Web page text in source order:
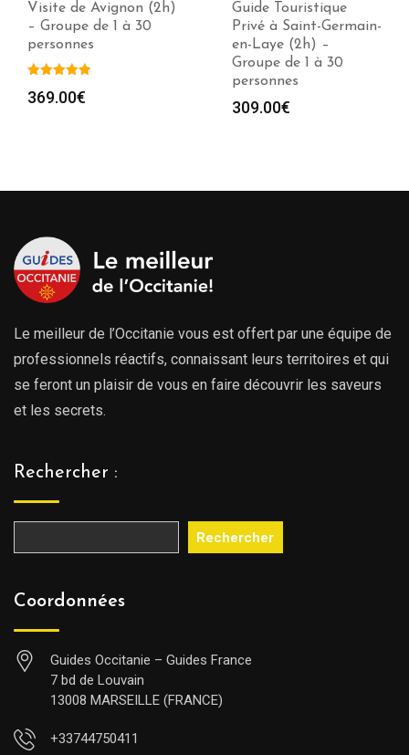
Visite de Avignon (2h)
– Groupe de 1 à 30
personnes
369.00€
Guide Touristique
Privé à Saint-Germain-
en-Laye (2h) –
Groupe de 1 à 30
personnes
309.00€
Le meilleur de l’Occitanie vous est offert par une équipe de
professionnels réactifs, connaissant leurs territoires et qui
se feront un plaisir de vous en faire découvrir les saveurs
et les secrets.
Rechercher :
Rechercher
Coordonnées
Guides Occitanie – Guides France
7 bd de Louvain
13008 MARSEILLE (FRANCE)
+33744750411